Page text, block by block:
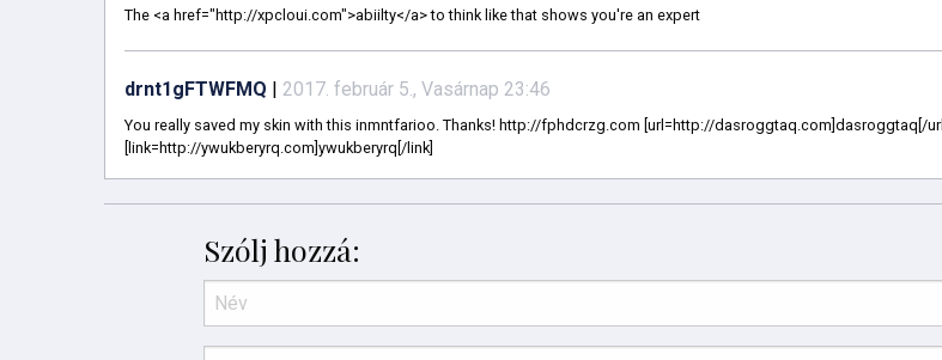
The <a href="http://xpcloui.com">abiilty</a> to think like that shows you're an expert
drnt1gFTWFMQ | 2017. február 5., Vasárnap 23:46
You really saved my skin with this inmntfarioo. Thanks! http://fphdcrzg.com [url=http://dasroggtaq.com]dasroggtaq[/url]
[link=http://ywukberyrq.com]ywukberyrq[/link]
Szólj hozzá: